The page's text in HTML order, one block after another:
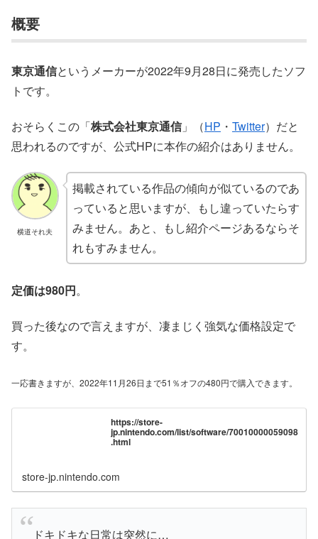
概要
東京通信というメーカーが2022年9月28日に発売したソフ
トです。
おそらくこの「株式会社東京通信」（HP ・ Twitter）だと
思われるのですが、公式HPに本作の紹介はありません。
横道それ夫
掲載されている作品の傾向が似ているのであ
っていると思いますが、もし違っていたらす
みません。あと、もし紹介ページあるならそ
れもすみません。
定価は980円。
買った後なので言えますが、凄まじく強気な価格設定で
す。
一応書きますが、2022年11月26日まで51％オフの480円で購入できます。
https://store-
jp.nintendo.com/list/software/70010000059098
.html
store-jp.nintendo.com
ドキドキな日常は突然に…